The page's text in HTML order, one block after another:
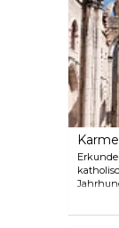
eines